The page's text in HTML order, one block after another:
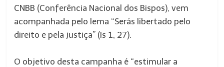
CNBB (Conferência Nacional dos Bispos), vem
acompanhada pelo lema “Serás libertado pelo
direito e pela justiça” (Is 1, 27).
O objetivo desta campanha é “estimular a